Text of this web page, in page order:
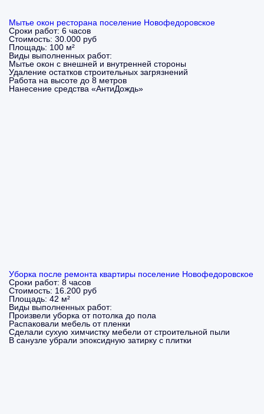
Мытье окон ресторана поселение Новофедоровское
Сроки работ: 6 часов
Стоимость: 30.000 руб
Площадь: 100 м²
Виды выполненных работ:
Мытье окон с внешней и внутренней стороны
Удаление остатков строительных загрязнений
Работа на высоте до 8 метров
Нанесение средства «АнтиДождь»
Уборка после ремонта квартиры поселение Новофедоровское
Сроки работ: 8 часов
Стоимость: 16.200 руб
Площадь: 42 м²
Виды выполненных работ:
Произвели уборка от потолка до пола
Распаковали мебель от пленки
Сделали сухую химчистку мебели от строительной пыли
В санузле убрали эпоксидную затирку с плитки